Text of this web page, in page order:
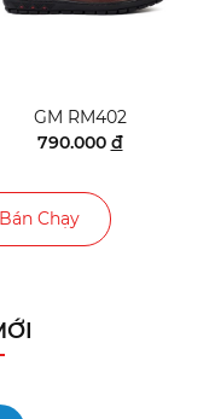
GM RM402
790.000 đ
Chạy